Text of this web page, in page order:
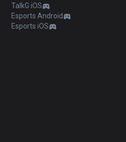
TalkG iOS
Esports Android
Esports iOS